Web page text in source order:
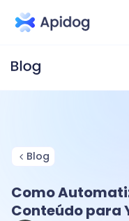
Blog
Como
Conteúdo para